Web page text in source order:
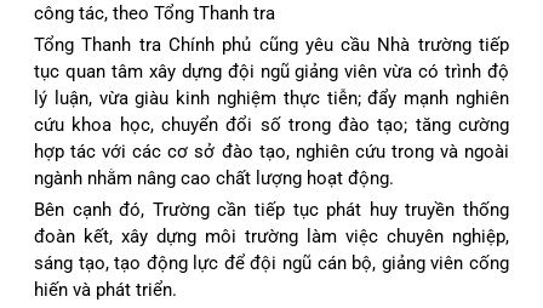
công tác, theo Tổng Thanh tra
Tổng Thanh tra Chính phủ cũng yêu cầu Nhà trường tiếp
tục quan tâm xây dựng đội ngũ giảng viên vừa có trình độ
lý luận, vừa giàu kinh nghiệm thực tiễn; đẩy mạnh nghiên
cứu khoa học, chuyển đổi số trong đào tạo; tăng cường
hợp tác với các cơ sở đào tạo, nghiên cứu trong và ngoài
ngành nhằm nâng cao chất lượng hoạt động.
Bên cạnh đó, Trường cần tiếp tục phát huy truyền thống
đoàn kết, xây dựng môi trường làm việc chuyên nghiệp,
sáng tạo, tạo động lực để đội ngũ cán bộ, giảng viên cống
hiến và phát triển.